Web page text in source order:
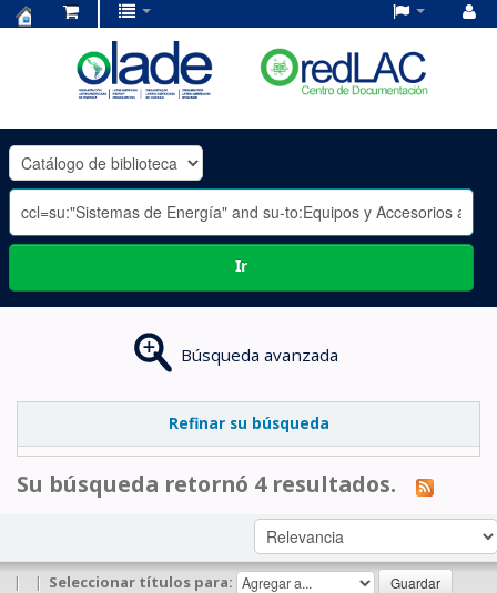
OLADE
-
Ir
Búsqueda avanzada
Refinar su búsqueda
Su búsqueda retornó 4 resultados.
| | Seleccionar títulos para: